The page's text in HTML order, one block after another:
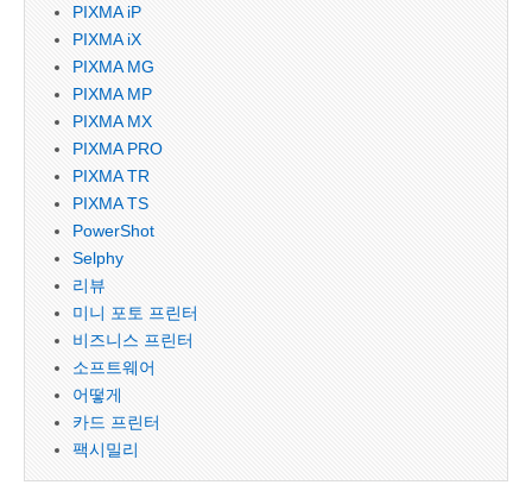
PIXMA iP
PIXMA iX
PIXMA MG
PIXMA MP
PIXMA MX
PIXMA PRO
PIXMA TR
PIXMA TS
PowerShot
Selphy
리뷰
미니 포토 프린터
비즈니스 프린터
소프트웨어
어떻게
카드 프린터
팩시밀리